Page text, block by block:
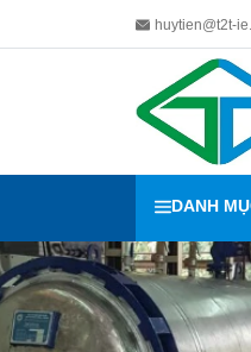
huytien@t2t-
DANH